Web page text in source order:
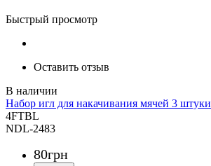
Быстрый просмотр
Оставить отзыв
Набор игл для накачивания мячей 3
4FTBL
NDL-2483
80грн